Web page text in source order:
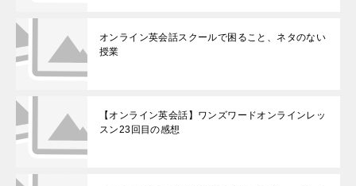
オンライン英会話スクールで困ること、ネタのない
授業
【オンライン英会話】ワンズワードオンラインレッ
スン23回目の感想